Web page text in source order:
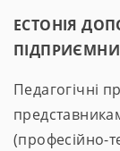
ЕСТОНІЯ
Педагогічні
(професійно-